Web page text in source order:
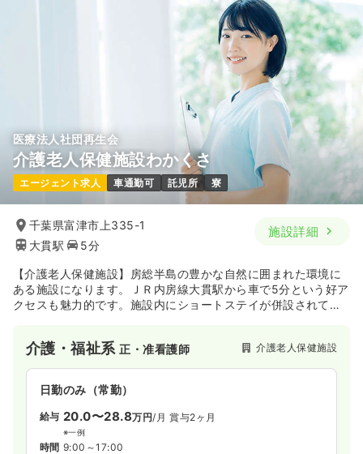
賞与2回
詳細を見る
医療法人社団再生会
介護老人保健施設わかくさ
エージェント求人 車通勤可 託児所 寮
千葉県富津市上335-1
大貫駅
5分
施設詳細
【介護老人保健施設】房総半島の豊かな自然に囲まれた環境に
ある施設になります。ＪＲ内房線大貫駅から車で5分という好ア
クセスも魅力的です。施設内にショートステイが併設されてい
介護・福祉系正・准看護師 介護老人保健施設
日勤のみ（常勤）
給与 20.0〜28.8万円/月 賞与2ヶ月
※一例
時間 9:00～17:00